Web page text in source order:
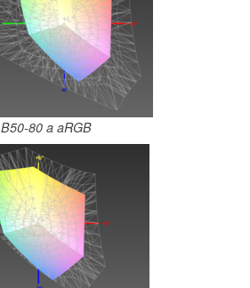
B50-80 a aRGB